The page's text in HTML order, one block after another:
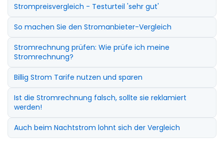
Strompreisvergleich - Testurteil 'sehr gut'
So machen Sie den Stromanbieter-Vergleich
Stromrechnung prüfen: Wie prüfe ich meine
Stromrechnung?
Billig Strom Tarife nutzen und sparen
Ist die Stromrechnung falsch, sollte sie reklamiert
werden!
Auch beim Nachtstrom lohnt sich der Vergleich